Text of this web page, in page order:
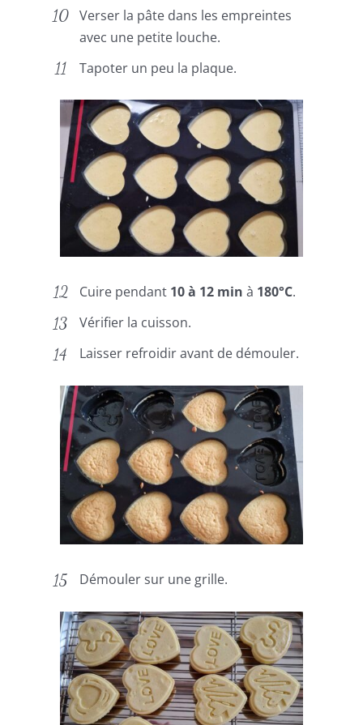
Verser la pâte dans les empreintes
avec une petite louche.
Tapoter un peu la plaque.
Cuire pendant 10 à 12 min à 180°C.
Vérifier la cuisson.
Laisser refroidir avant de démouler.
Démouler sur une grille.